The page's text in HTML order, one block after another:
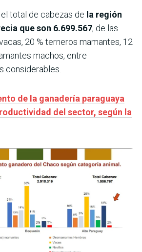
total de cabezas de la región
que son 6.699.567, de las
20 % terneros mamantes, 12
machos, entre
considerables.
de la ganadería paraguaya
del sector, según la